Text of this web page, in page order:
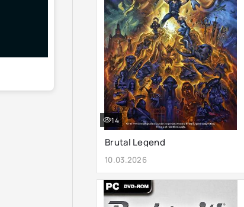
Brutal Legend
10.03.2026
14